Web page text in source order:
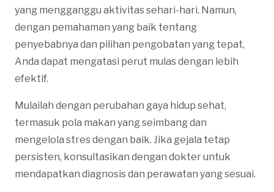
yang mengganggu aktivitas sehari-hari. Namun,
dengan pemahaman yang baik tentang
penyebabnya dan pilihan pengobatan yang tepat,
Anda dapat mengatasi perut mulas dengan lebih
efektif.
Mulailah dengan perubahan gaya hidup sehat,
termasuk pola makan yang seimbang dan
mengelola stres dengan baik. Jika gejala tetap
persisten, konsultasikan dengan dokter untuk
mendapatkan diagnosis dan perawatan yang sesuai.